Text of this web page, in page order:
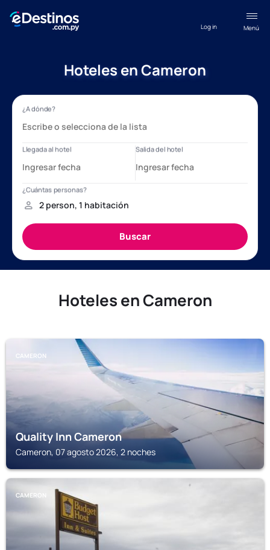
Menú
Log in
Hoteles en Cameron
Hoteles en Cameron
CAMERON
Quality Inn Cameron
Cameron, 07 agosto 2026, 2 noches
CAMERON